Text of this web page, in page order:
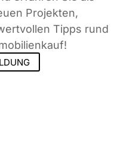
Projekten,
Tipps rund